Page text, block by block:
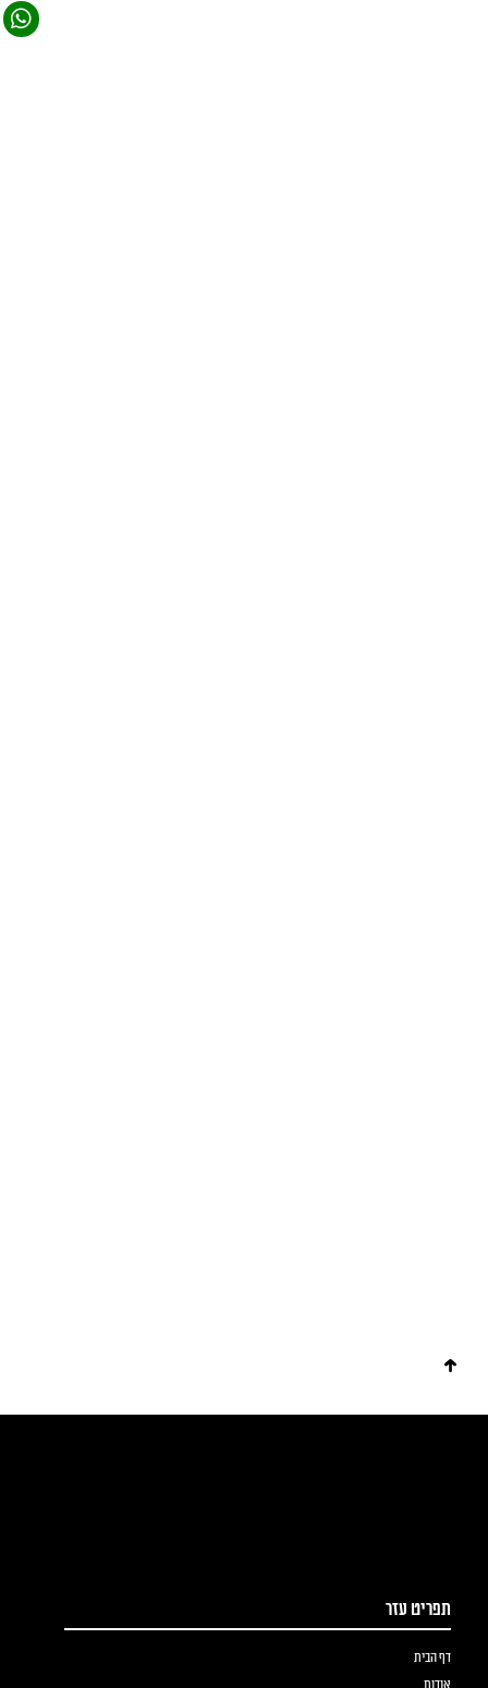
תפריט עזר
דף הבית